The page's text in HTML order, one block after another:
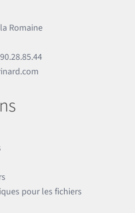
Romaine
pour les fichiers